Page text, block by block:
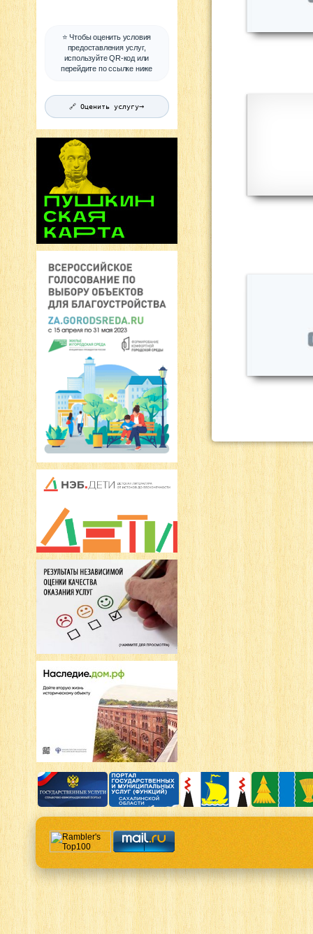
⭐ Чтобы оценить условия
предоставления услуг,
используйте QR-код или
перейдите по ссылке ниже
🔗 Оценить услугу→